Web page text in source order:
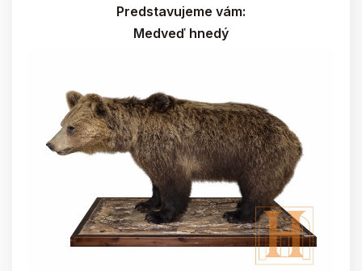
Predstavujeme vám:
Medveď hnedý